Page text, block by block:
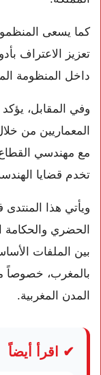
كما يسعى
تعزيز الاعتراف
داخل المنظومة
وفي المقابل،
المعماريين من
مع مهندسي القطاع
تخدم قضايا
ويأتي هذا
الحضري والحكامة
بين الملفات
بالمغرب، خصوصاً
المدن المغربية.
✔ اقرأ أيضاً